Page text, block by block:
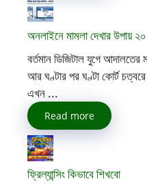
অনলাইনে মামলা দেখার উপায়
বর্তমান ডিজিটাল যুগে
আর ঘণ্টার পর ঘণ্টা কোর্ট
এখন ...
Read more
ফ্রিল্যান্সিং কিভাবে শিখবো